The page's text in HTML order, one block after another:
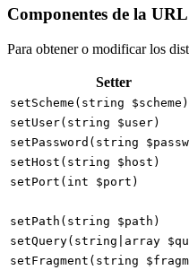
Componentes de la URL
Para obtener o modificar los
Setter
setScheme(string $scheme)
setUser(string $user)
setPassword(string
setHost(string $host)
setPort(int $port)
setPath(string $path)
setQuery(string|array
setFragment(string